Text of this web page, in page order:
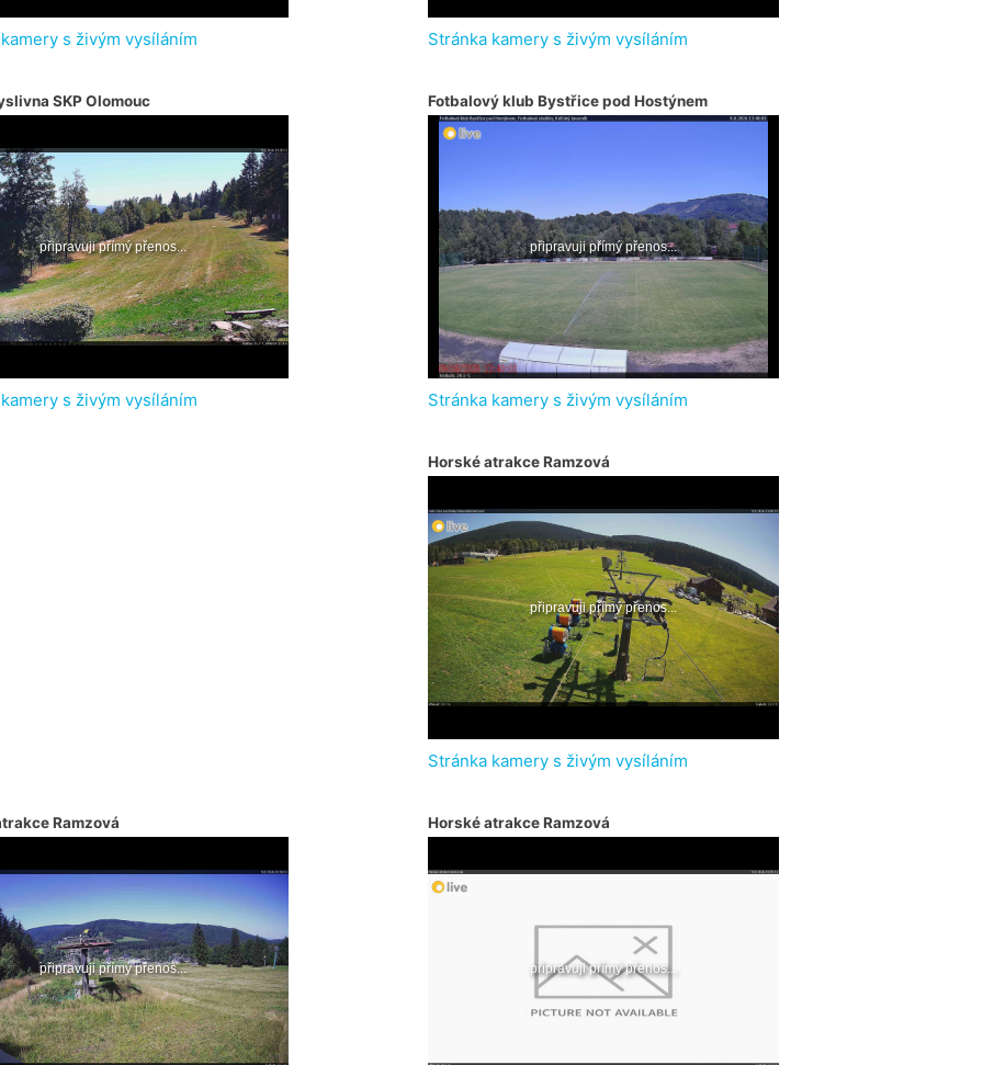
s živým vysíláním Stránka kamery s živým vysíláním
SKP Olomouc
s živým vysíláním
Fotbalový klub Bystřice pod Hostýnem
Stránka kamery s živým vysíláním
Horské atrakce Ramzová
Stránka kamery s živým vysíláním
Ramzová Horské atrakce Ramzová